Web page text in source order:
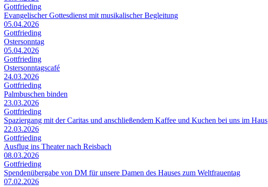
Gottfrieding
Evangelischer Gottesdienst mit musikalischer Begleitung
05.04.2026
Gottfrieding
Ostersonntag
05.04.2026
Gottfrieding
Ostersonntagscafé
24.03.2026
Gottfrieding
Palmbuschen binden
23.03.2026
Gottfrieding
Spaziergang mit der Caritas und anschließendem Kaffee und Kuchen bei uns im Haus
22.03.2026
Gottfrieding
Ausflug ins Theater nach Reisbach
08.03.2026
Gottfrieding
Spendenübergabe von DM für unsere Damen des Hauses zum Weltfrauentag
07.02.2026